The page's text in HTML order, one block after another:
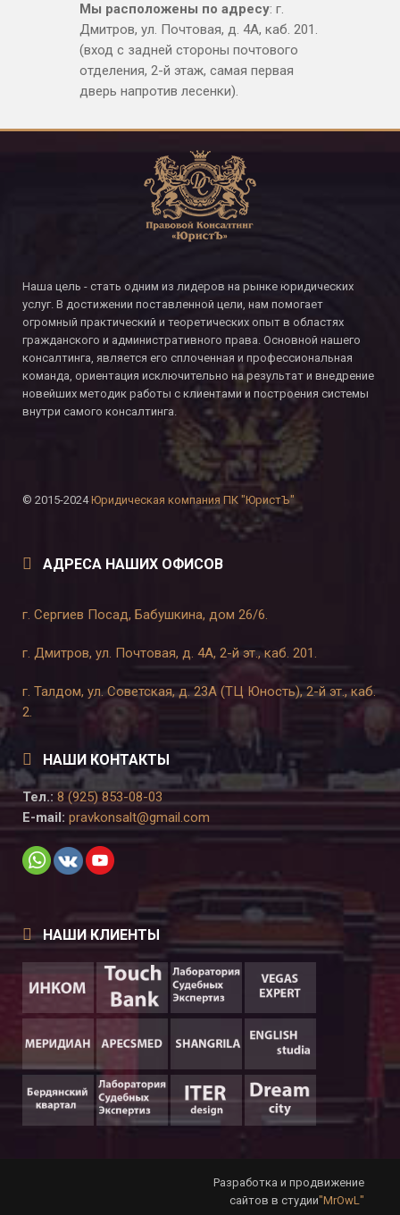
Мы расположены по адресу: г.
Дмитров, ул. Почтовая, д. 4А, каб. 201.
(вход с задней стороны почтового
отделения, 2-й этаж, самая первая
дверь напротив лесенки).
Наша цель - стать одним из лидеров на рынке юридических
услуг. В достижении поставленной цели, нам помогает
огромный практический и теоретических опыт в областях
гражданского и административного права. Основной нашего
консалтинга, является его сплоченная и профессиональная
команда, ориентация исключительно на результат и внедрение
новейших методик работы с клиентами и построения системы
внутри самого консалтинга.
© 2015-2024Юридическая компания ПК "ЮристЪ"
АДРЕСА НАШИХ ОФИСОВ
г. Сергиев Посад, Бабушкина, дом 26/6.
г. Дмитров, ул. Почтовая, д. 4А, 2-й эт., каб. 201.
г. Талдом, ул. Советская, д. 23А (ТЦ Юность), 2-й эт., каб.
2.
НАШИ КОНТАКТЫ
Тел.:8 (925) 853-08-03
E-mail: pravkonsalt@gmail.com
НАШИ КЛИЕНТЫ
Разработка и продвижение
сайтов в студии"MrOwL"